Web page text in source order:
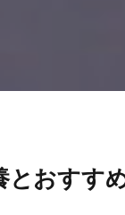
とおすす